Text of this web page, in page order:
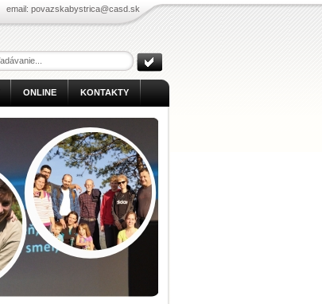
email: povazskabystrica@casd.sk
ONLINE KONTAKTY